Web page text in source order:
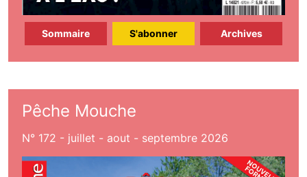
Sommaire S'abonner Archives
Pêche Mouche
N° 172 - juillet - aout - septembre 2026